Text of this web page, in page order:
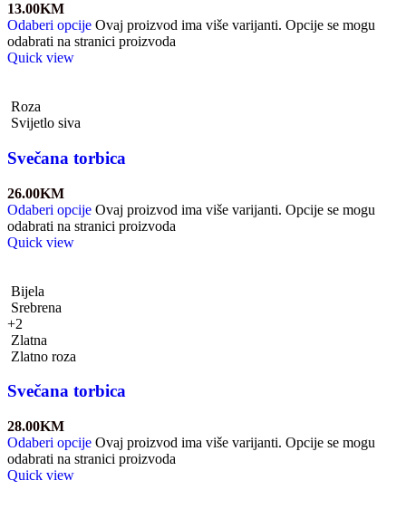
13.00KM
Odaberi opcije Ovaj proizvod ima više varijanti. Opcije se mogu
odabrati na stranici proizvoda
Quick view
Roza
Svijetlo siva
Svečana torbica
26.00KM
Odaberi opcije Ovaj proizvod ima više varijanti. Opcije se mogu
odabrati na stranici proizvoda
Quick view
Bijela
Srebrena
+2
Zlatna
Zlatno roza
Svečana torbica
28.00KM
Odaberi opcije Ovaj proizvod ima više varijanti. Opcije se mogu
odabrati na stranici proizvoda
Quick view